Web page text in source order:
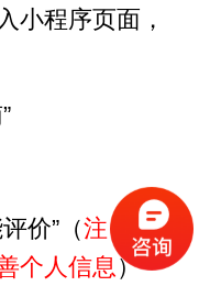
小程序页面，
价”（注：首
个人信息）